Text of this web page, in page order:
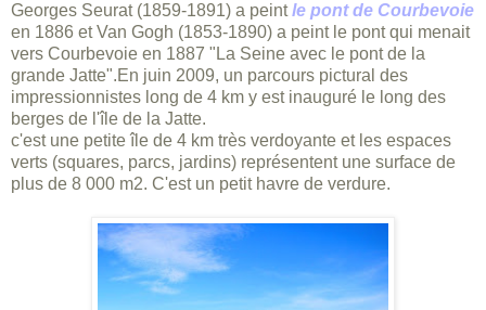
Georges Seurat (1859-1891) a peint le pont de Courbevoie
en 1886 et Van Gogh (1853-1890) a peint le pont qui menait
vers Courbevoie en 1887 "La Seine avec le pont de la
grande Jatte".En juin 2009, un parcours pictural des
impressionnistes long de 4 km y est inauguré le long des
berges de l'île de la Jatte.
c'est une petite île de 4 km très verdoyante et les espaces
verts (squares, parcs, jardins) représentent une surface de
plus de 8 000 m2. C'est un petit havre de verdure.